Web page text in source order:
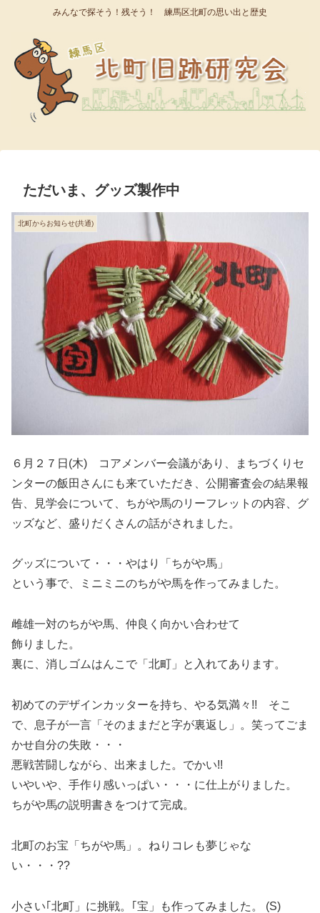
みんなで探そう！残そう！ 練馬区北町の思い出と歴史
ただいま、グッズ製作中
北町からお知らせ(共通)
６月２７日(木) コアメンバー会議があり、まちづくりセ
ンターの飯田さんにも来ていただき、公開審査会の結果報
告、見学会について、ちがや馬のリーフレットの内容、グ
ッズなど、盛りだくさんの話がされました。
グッズについて・・・やはり「ちがや馬」
という事で、ミニミニのちがや馬を作ってみました。
雌雄一対のちがや馬、仲良く向かい合わせて
飾りました。
裏に、消しゴムはんこで「北町」と入れてあります。
初めてのデザインカッターを持ち、やる気満々!! そこ
で、息子が一言「そのままだと字が裏返し」。笑ってごま
かせ自分の失敗・・・
悪戦苦闘しながら、出来ました。でかい!!
いやいや、手作り感いっぱい・・・に仕上がりました。
ちがや馬の説明書きをつけて完成。
北町のお宝「ちがや馬」。ねりコレも夢じゃな
い・・・??
小さい｢北町」に挑戦。｢宝」も作ってみました。 (S)